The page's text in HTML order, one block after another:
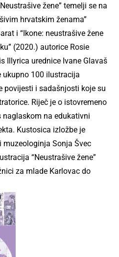
žene” temelji se na
hrvatskim ženama”
i “Ikone: neustrašive žene
(2020.) autorice Rosie
Illyrica urednice Ivane Glavaš
ukupno 100 ilustracija
povijesti i sadašnjosti koje su
Riječ je o istovremeno
na edukativni
Kustosica izložbe je
Sonja Švec
“Neustrašive žene”
za mlade Karlovac do